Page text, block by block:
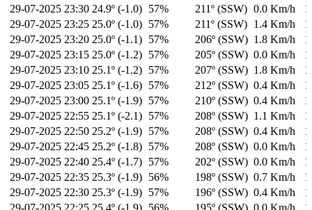
29-07-2025 23:30 24.9º (-1.0) 57% 211º (SSW) 0.0 Km/h
29-07-2025 23:25 25.0º (-1.0) 57% 211º (SSW) 1.4 Km/h
29-07-2025 23:20 25.0º (-1.1) 57% 206º (SSW) 1.8 Km/h
29-07-2025 23:15 25.0º (-1.2) 57% 205º (SSW) 0.0 Km/h
29-07-2025 23:10 25.1º (-1.2) 57% 207º (SSW) 1.8 Km/h
29-07-2025 23:05 25.1º (-1.6) 57% 212º (SSW) 0.4 Km/h
29-07-2025 23:00 25.1º (-1.9) 57% 210º (SSW) 0.4 Km/h
29-07-2025 22:55 25.1º (-2.1) 57% 208º (SSW) 1.1 Km/h
29-07-2025 22:50 25.2º (-1.9) 57% 208º (SSW) 0.4 Km/h
29-07-2025 22:45 25.2º (-1.8) 57% 208º (SSW) 0.0 Km/h
29-07-2025 22:40 25.4º (-1.7) 57% 202º (SSW) 0.0 Km/h
29-07-2025 22:35 25.3º (-1.9) 56% 198º (SSW) 0.7 Km/h
29-07-2025 22:30 25.3º (-1.9) 57% 196º (SSW) 0.4 Km/h
29-07-2025 22:25 25.4º (-1.9) 56% 195º (SSW) 0.0 Km/h